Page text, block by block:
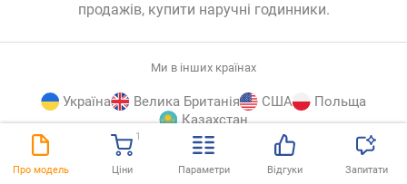
Про модель Ціни
1
Параметри Відгуки Запитати
продажів, купити наручні годинники.
Ми в інших країнах
Україна Велика Британія США
Польща
Казахстан
Katalog
© E-Katalog, 2026 ВГОРУ